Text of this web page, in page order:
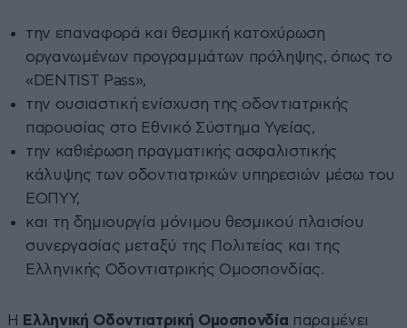
την επαναφορά και θεσμική κατοχύρωση
οργανωμένων προγραμμάτων πρόληψης, όπως το
«DENTIST Pass»,
την ουσιαστική ενίσχυση της οδοντιατρικής
παρουσίας στο Εθνικό Σύστημα Υγείας,
την καθιέρωση πραγματικής ασφαλιστικής
κάλυψης των οδοντιατρικών υπηρεσιών μέσω του
ΕΟΠΥΥ,
και τη δημιουργία μόνιμου θεσμικού πλαισίου
συνεργασίας μεταξύ της Πολιτείας και της
Ελληνικής Οδοντιατρικής Ομοσπονδίας.
Η Ελληνική Οδοντιατρική Ομοσπονδία παραμένει